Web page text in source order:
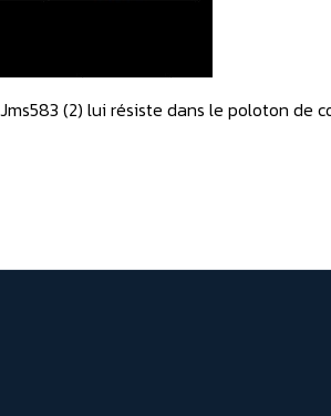
(2) lui résiste dans le poloton de